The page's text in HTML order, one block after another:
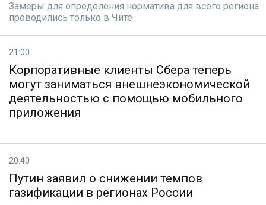
Замеры для определения норматива для всего региона
проводились только в Чите
21:00
Корпоративные клиенты Сбера теперь
могут заниматься внешнеэкономической
деятельностью с помощью мобильного
приложения
20:40
Путин заявил о снижении темпов
газификации в регионах России